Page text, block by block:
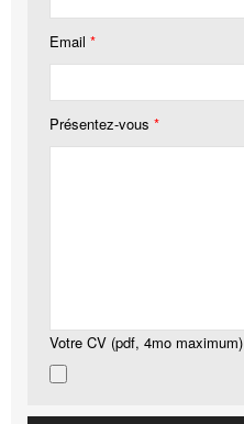
Email *
Présentez-vous *
Votre CV (pdf, 4mo maximum)